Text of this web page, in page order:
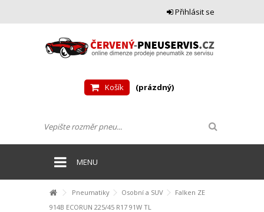
Přihlásit se
Košík (prázdný)
MENU
Pneumatiky Osobní a SUV
Falken ZE
914B ECORUN 225/45 R17 91W TL